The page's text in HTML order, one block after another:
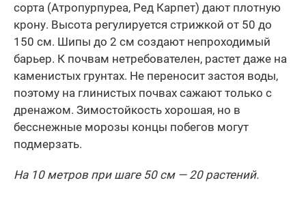
сорта (Атропурпуреа, Ред Карпет) дают плотную
крону. Высота регулируется стрижкой от 50 до
150 см. Шипы до 2 см создают непроходимый
барьер. К почвам нетребователен, растет даже на
каменистых грунтах. Не переносит застоя воды,
поэтому на глинистых почвах сажают только с
дренажом. Зимостойкость хорошая, но в
бесснежные морозы концы побегов могут
подмерзать.
На 10 метров при шаге 50 см — 20 растений.